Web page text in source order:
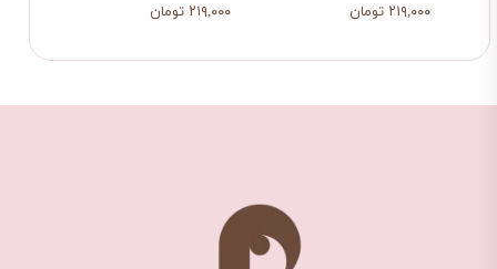
۲۱۹,۰۰۰ تومان ۲۱۹,۰۰۰ تومان